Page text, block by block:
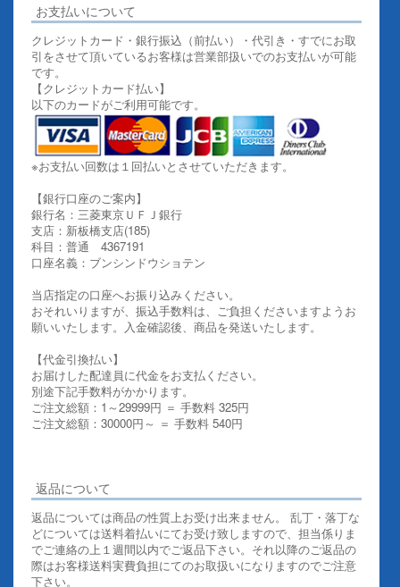
お支払いについて
クレジットカード・銀行振込（前払い）・代引き・すでにお取
引をさせて頂いているお客様は営業部扱いでのお支払いが可能
です。
【クレジットカード払い】
以下のカードがご利用可能です。
※お支払い回数は１回払いとさせていただきます。
【銀行口座のご案内】
銀行名：三菱東京ＵＦＪ銀行
支店：新板橋支店(185)
科目：普通 4367191
口座名義：ブンシンドウショテン
当店指定の口座へお振り込みください。
おそれいりますが、振込手数料は、ご負担くださいますようお
願いいたします。入金確認後、商品を発送いたします。
【代金引換払い】
お届けした配達員に代金をお支払ください。
別途下記手数料がかかります。
ご注文総額：1～29999円 ＝ 手数料 325円
ご注文総額：30000円～ ＝ 手数料 540円
返品について
返品については商品の性質上お受け出来ません。 乱丁・落丁な
どについては送料着払いにてお受け致しますので、担当係りま
でご連絡の上１週間以内でご返品下さい。それ以降のご返品の
際はお客様送料実費負担にてのお取扱いになりますのでご注意
下さい。